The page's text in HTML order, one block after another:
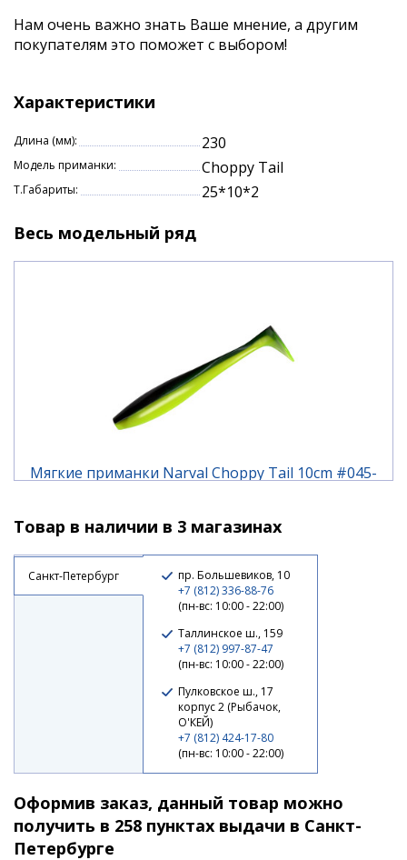
Нам очень важно знать Ваше мнение, а другим
покупателям это поможет с выбором!
Характеристики
Длина (мм): 230
Модель приманки: Choppy Tail
Т.Габариты: 25*10*2
Весь модельный ряд
Мягкие приманки Narval Choppy Tail 10cm #045-
440 ₽
Black Prince
470 ₽
Товар в наличии в 3 магазинах
Санкт-Петербург
пр. Большевиков, 10
+7 (812) 336-88-76
(пн-вс: 10:00 - 22:00)
Таллинское ш., 159
+7 (812) 997-87-47
(пн-вс: 10:00 - 22:00)
Пулковское ш., 17
корпус 2 (Рыбачок,
О'КЕЙ)
+7 (812) 424-17-80
(пн-вс: 10:00 - 22:00)
Оформив заказ, данный товар можно
получить в 258 пунктах выдачи в Санкт-
Петербурге